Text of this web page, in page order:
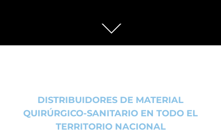
DISTRIBUIDORES DE MATERIAL
QUIRÚRGICO-SANITARIO EN TODO EL
TERRITORIO NACIONAL